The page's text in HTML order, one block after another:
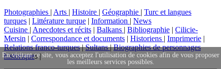
Photographies | Arts | Histoire | Géographie | Turc et langues
turques | Littérature turque | Information | News
Cuisine | Anecdotes et récits | Balkans | Bibliographie | Cilicie-
Mersin | Correspondance et documents | Historiens | Imprimerie |
Relations franco-turques|Sultans|Biographies de personnages
historiques |
En visitant ce site, vous acceptez l'utilisation de cookies afin de vous proposer
les meilleurs services possibles.